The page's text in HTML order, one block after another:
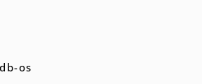
os